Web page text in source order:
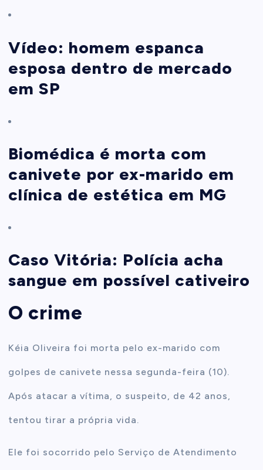
Vídeo: homem espanca
esposa dentro de mercado
em SP
Biomédica é morta com
canivete por ex-marido em
clínica de estética em MG
Caso Vitória: Polícia acha
sangue em possível cativeiro
O crime
Kéia Oliveira foi morta pelo ex-marido com
golpes de canivete nessa segunda-feira (10).
Após atacar a vítima, o suspeito, de 42 anos,
tentou tirar a própria vida.
Ele foi socorrido pelo Serviço de Atendimento